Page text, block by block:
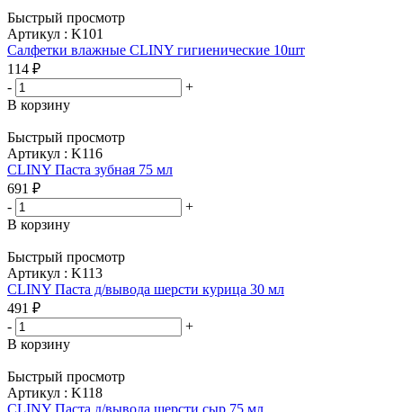
Быстрый просмотр
Артикул : K101
Салфетки влажные CLINY гигиенические 10шт
114 ₽
-
+
В корзину
Быстрый просмотр
Артикул : K116
CLINY Паста зубная 75 мл
691 ₽
-
+
В корзину
Быстрый просмотр
Артикул : K113
CLINY Паста д/вывода шерсти курица 30 мл
491 ₽
-
+
В корзину
Быстрый просмотр
Артикул : K118
CLINY Паста д/вывода шерсти сыр 75 мл